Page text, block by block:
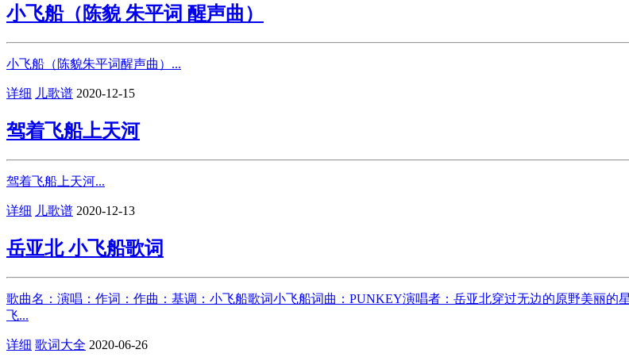
小飞船（陈貌 朱平词 醒声曲）
小飞船（陈貌朱平词醒声曲）...
详细 儿歌谱 2020-12-15
驾着飞船上天河
驾着飞船上天河...
详细 儿歌谱 2020-12-13
岳亚北 小飞船歌词
歌曲名：演唱：作词：作曲：基调：小飞船歌词小飞船词曲：PUNKEY演唱者：岳亚北穿过无边的原野美丽
飞...
详细 歌词大全 2020-06-26